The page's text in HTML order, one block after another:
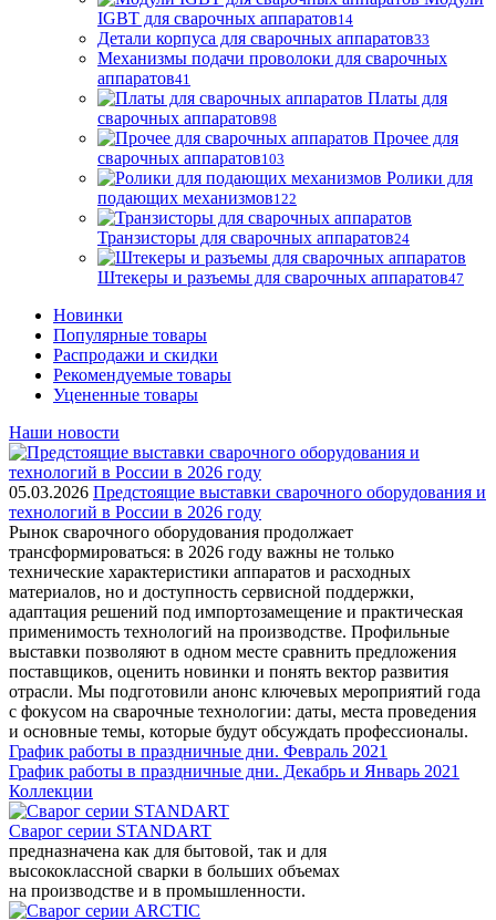
IGBT для сварочных аппаратов14
Детали корпуса для сварочных аппаратов33
Механизмы подачи проволоки для сварочных
аппаратов41
Платы для
сварочных аппаратов98
Прочее для
сварочных аппаратов103
Ролики для
подающих механизмов122
Транзисторы для сварочных аппаратов24
Штекеры и разъемы для сварочных аппаратов47
Новинки
Популярные товары
Распродажи и скидки
Рекомендуемые товары
Уцененные товары
Наши новости
05.03.2026 Предстоящие выставки сварочного оборудования и
технологий в России в 2026 году
Рынок сварочного оборудования продолжает
трансформироваться: в 2026 году важны не только
технические характеристики аппаратов и расходных
материалов, но и доступность сервисной поддержки,
адаптация решений под импортозамещение и практическая
применимость технологий на производстве. Профильные
выставки позволяют в одном месте сравнить предложения
поставщиков, оценить новинки и понять вектор развития
отрасли. Мы подготовили анонс ключевых мероприятий года
с фокусом на сварочные технологии: даты, места проведения
и основные темы, которые будут обсуждать профессионалы.
График работы в праздничные дни. Февраль 2021
График работы в праздничные дни. Декабрь и Январь 2021
Коллекции
Сварог серии STANDART
предназначена как для бытовой, так и для
высококлассной сварки в больших объемах
на производстве и в промышленности.